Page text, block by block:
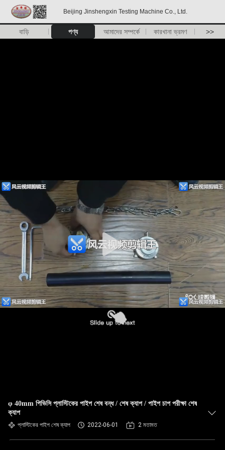
Beijing Jinshengxin Testing Machine Co., Ltd.
বাড়ি পণ্য আমাদের সম্পর্কে কারখানা ভ্রমণ >>
φ 40mm পিভিসি প্লাস্টিকের পাইপ শেষ বন্ধ / শেষ ক্যাপ / পাইপ চাপ পরীক্ষা শেষ
ক্যাপ
প্লাস্টিকের পাইপ শেষ ক্যাপ 2022-06-01 2 মতামত